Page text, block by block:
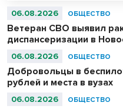
06.08.2026 ОБЩЕСТВО
Ветеран СВО выявил
диспансеризации в
06.08.2026 ОБЩЕСТВО
Добровольцы в
рублей и места в вузах
06.08.2026 ОБЩЕСТВО